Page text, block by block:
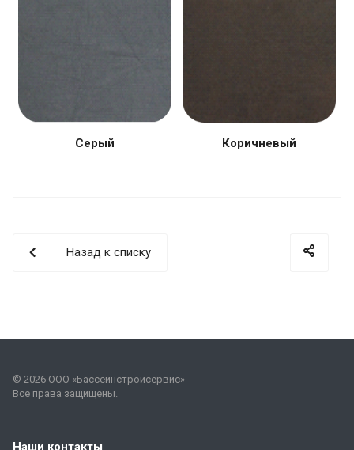
Серый Коричневый
Назад к списку
© 2026 ООО «Бассейнстройсервис»
Все права защищены.
Наши контакты